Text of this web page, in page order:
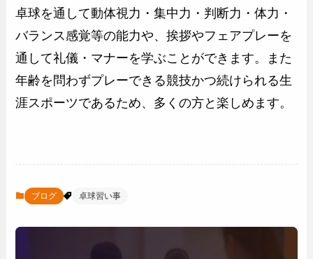
卓球を通して動体視力・集中力・判断力・体力・
バランス感覚等の能力や、挨拶やフェアプレーを
通して礼儀・マナーを学ぶことができます。また
年齢を問わずプレーできる競技かつ続けられる生
涯スポーツであるため、多くの方と楽しめます。
ブログ 卓球習い事